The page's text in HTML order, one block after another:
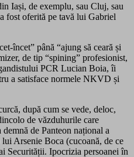
Iași, de exemplu, sau Cluj, sau
fost oferită pe tavă lui Gabriel
încet” până “ajung să ceară și
de tip “spining” profesionist,
PCR Lucian Boia, îi
a satisface normele NKVD și
după cum se vede, deloc,
de văzduhurile care
de Panteon național a
Arsenie Boca (cucoană, de ce
Securității. Ipocrizia persoanei în